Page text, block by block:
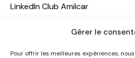
Gérer le
Pour offrir les meilleures expériences,
LinkedIn Club Amilcar
NOTRE GROUPE
ACCUEIL